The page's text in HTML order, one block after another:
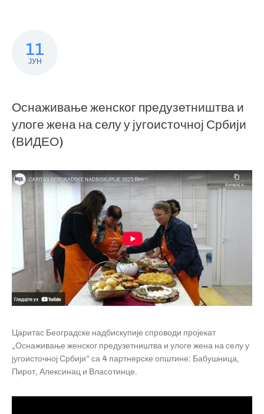
11
ЈУН
Оснаживање женског предузетништва и
улоге жена на селу у југоисточној Србији
(ВИДЕО)
Царитас Београдске надбискупије спроводи пројекат
„Оснаживање женског предузетништва и улоге жена на селу у
југоисточној Србији“ са 4 партнерске општине: Бабушница,
Пирот, Алексинац и Власотинце.